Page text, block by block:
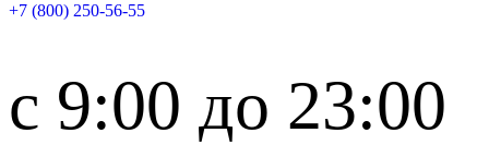
+7 (800) 250-56-55
c 9:00 до 23:00